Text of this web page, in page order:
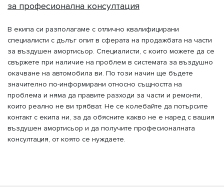
за професионална консултация
В екипа си разполагаме с отлично квалифицирани
специалисти с дълъг опит в сферата на продажбата на части
за въздушен амортисьор. Специалисти, с които можете да се
свържете при наличие на проблем в системата за въздушно
окачване на автомобила ви. По този начин ще бъдете
значително по-информирани относно същността на
проблема и няма да правите разходи за части и ремонти,
които реално не ви трябват. Не се колебайте да потърсите
контакт с екипа ни, за да обясните какво не е наред с вашия
въздушен амортисьор и да получите професионалната
консултация, от която се нуждаете.